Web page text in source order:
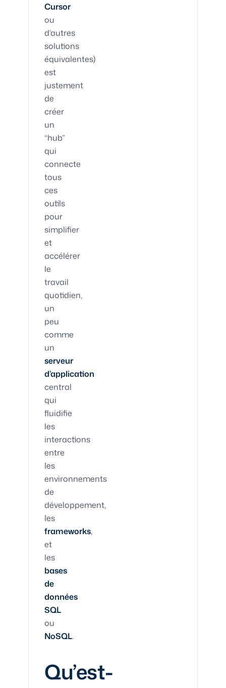
Cursor
ou
d’autres
solutions
équivalentes)
est
justement
de
créer
un
“hub”
qui
connecte
tous
ces
outils
pour
simplifier
et
accélérer
le
travail
quotidien,
un
peu
comme
un
serveur
d’application
central
qui
fluidifie
les
interactions
entre
les
environnements
de
développement,
les
frameworks,
et
les
bases
de
données
SQL
ou
NoSQL.
Qu’est-